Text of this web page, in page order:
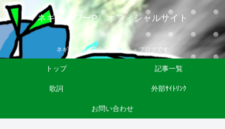
ネギシャワーP オフィシャルサイト
ネギシャワーPの公式サイト・ブログです
トップ 記事一覧
歌詞 外部ｻｲﾄﾘﾝｸ
お問い合わせ